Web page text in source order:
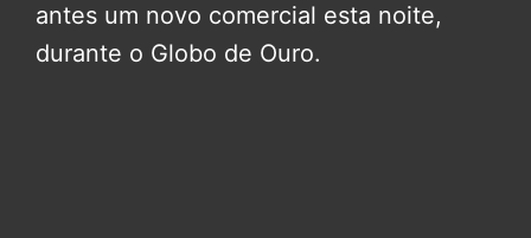
antes um novo comercial esta noite,
durante o Globo de Ouro.